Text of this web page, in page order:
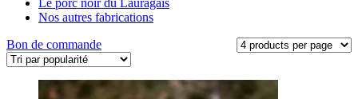
Nos autres fabrications
Bon de commande